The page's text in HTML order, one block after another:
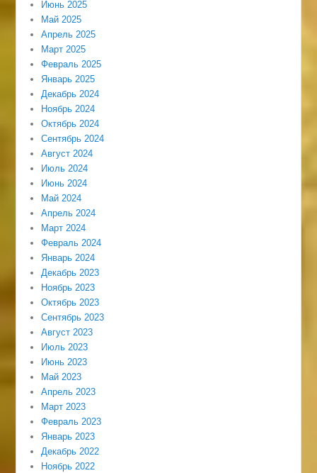
Июнь 2025
Май 2025
Апрель 2025
Март 2025
Февраль 2025
Январь 2025
Декабрь 2024
Ноябрь 2024
Октябрь 2024
Сентябрь 2024
Август 2024
Июль 2024
Июнь 2024
Май 2024
Апрель 2024
Март 2024
Февраль 2024
Январь 2024
Декабрь 2023
Ноябрь 2023
Октябрь 2023
Сентябрь 2023
Август 2023
Июль 2023
Июнь 2023
Май 2023
Апрель 2023
Март 2023
Февраль 2023
Январь 2023
Декабрь 2022
Ноябрь 2022